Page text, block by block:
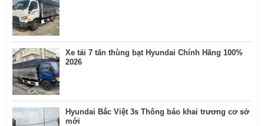
Xe tải 7 tấn thùng bạt Hyundai Chính Hãng 100%
2026
Hyundai Bắc Việt 3s Thông báo khai trương cơ sở
mới